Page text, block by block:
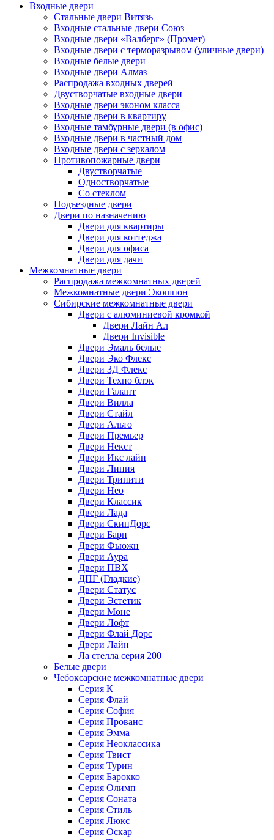
Входные двери
Стальные двери Витязь
Входные стальные двери Союз
Входные двери «Валберг» (Промет)
Входные двери с терморазрывом (уличные двери)
Входные белые двери
Входные двери Алмаз
Распродажа входных дверей
Двустворчатые входные двери
Входные двери эконом класса
Входные двери в квартиру
Входные тамбурные двери (в офис)
Входные двери в частный дом
Входные двери с зеркалом
Противопожарные двери
Двустворчатые
Одностворчатые
Со стеклом
Подъездные двери
Двери по назначению
Двери для квартиры
Двери для коттеджа
Двери для офиса
Двери для дачи
Межкомнатные двери
Распродажа межкомнатных дверей
Межкомнатные двери Экошпон
Сибирские межкомнатные двери
Двери с алюминиевой кромкой
Двери Лайн Ал
Двери Invisible
Двери Эмаль белые
Двери Эко Флекс
Двери 3Д Флекс
Двери Техно блэк
Двери Галант
Двери Вилла
Двери Стайл
Двери Альто
Двери Премьер
Двери Некст
Двери Икс лайн
Двери Линия
Двери Тринити
Двери Нео
Двери Классик
Двери Лада
Двери СкинДорс
Двери Барн
Двери Фьюжн
Двери Аура
Двери ПВХ
ДПГ (Гладкие)
Двери Статус
Двери Эстетик
Двери Моне
Двери Лофт
Двери Флай Дорс
Двери Лайн
Ла стелла серия 200
Белые двери
Чебоксарские межкомнатные двери
Серия К
Серия Флай
Серия София
Серия Прованс
Серия Эмма
Серия Неоклассика
Серия Твист
Серия Турин
Серия Барокко
Серия Олимп
Серия Соната
Серия Стиль
Серия Люкс
Серия Оскар